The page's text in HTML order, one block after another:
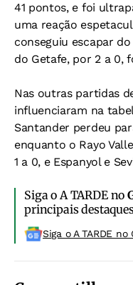
41 pontos, e foi
uma reação
conseguiu escapar
do Getafe, por 2 a 0,
Nas outras partidas
influenciaram na
Santander perdeu
enquanto o Rayo
1 a 0, e Espanyol e
Siga o A TARDE no
principais
Siga o A TARDE